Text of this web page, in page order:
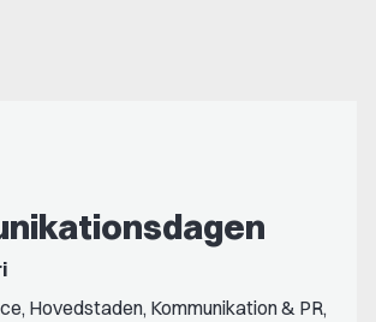
, Hovedstaden, Kommunikation & PR,